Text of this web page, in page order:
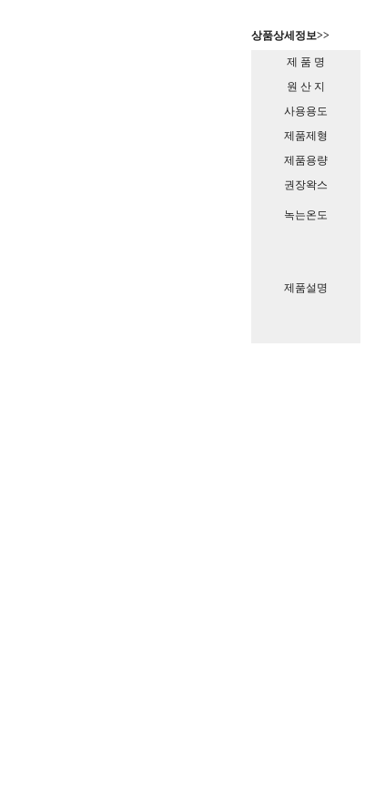
상품상세정보>>
제 품 명
원 산 지
사용용도
제품제형
제품용량
권장왁스
녹는온도
제품설명